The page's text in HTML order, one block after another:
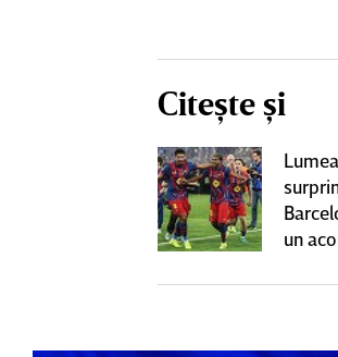
Citește și
un